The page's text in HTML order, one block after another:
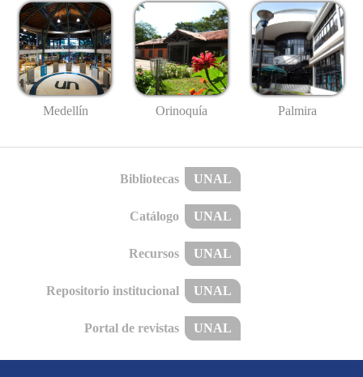
Medellín Orinoquía Palmira
Bibliotecas UNAL
Catálogo UNAL
Recursos UNAL
Repositorio institucional UNAL
Portal de revistas UNAL